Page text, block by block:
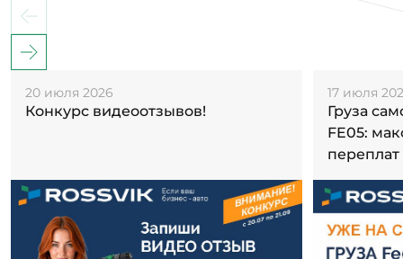
20 июля 2026
Конкурс видеоотзывов!
17 июля
Груза
FE05:
переплат